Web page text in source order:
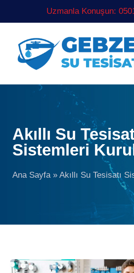
Uzmanla Konuşun:
Akıllı Su
Sistemleri
Ana Sayfa» Akıllı Su Tesisatı